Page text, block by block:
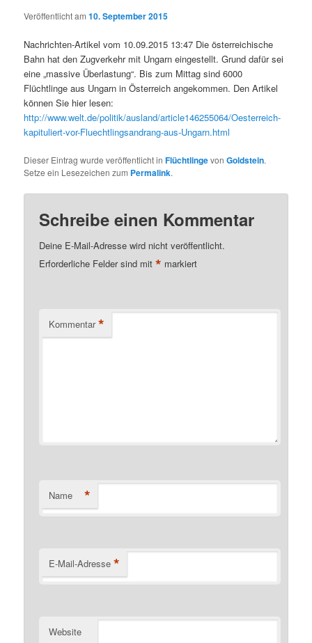
Veröffentlicht am10. September 2015
Nachrichten-Artikel vom 10.09.2015 13:47 Die österreichische
Bahn hat den Zugverkehr mit Ungarn eingestellt. Grund dafür sei
eine „massive Überlastung“. Bis zum Mittag sind 6000
Flüchtlinge aus Ungarn in Österreich angekommen. Den Artikel
können Sie hier lesen:
http://www.welt.de/politik/ausland/article146255064/Oesterreich-
kapituliert-vor-Fluechtlingsandrang-aus-Ungarn.html
Dieser Eintrag wurde veröffentlicht inFlüchtlingevonGoldstein.
Setze ein Lesezeichen zum Permalink.
Schreibe einen Kommentar
Deine E-Mail-Adresse wird nicht veröffentlicht.
Erforderliche Felder sind mit* markiert
Kommentar *
Name *
E-Mail-Adresse *
Website